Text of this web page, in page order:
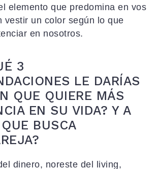
elemento que predomina en vos
vestir un color según lo que
en nosotros.
3
LE DARÍAS
QUE QUIERE MÁS
EN SU VIDA? Y A
BUSCA
dinero, noreste del living,